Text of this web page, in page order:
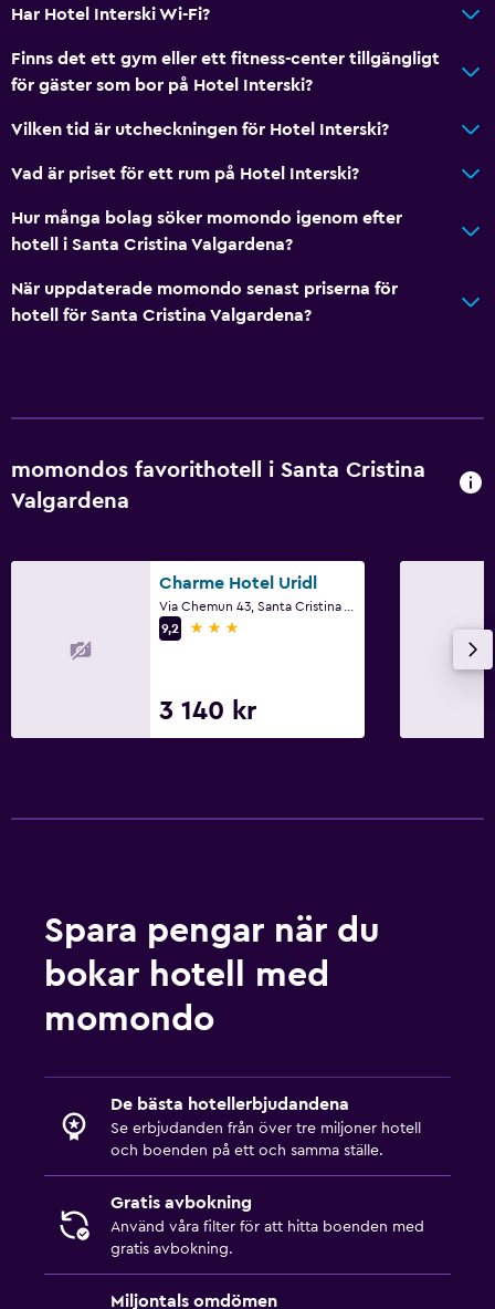
Har Hotel Interski Wi-Fi?
Finns det ett gym eller ett fitness-center tillgängligt
för gäster som bor på Hotel Interski?
Vilken tid är utcheckningen för Hotel Interski?
Vad är priset för ett rum på Hotel Interski?
Hur många bolag söker momondo igenom efter
hotell i Santa Cristina Valgardena?
När uppdaterade momondo senast priserna för
hotell för Santa Cristina Valgardena?
momondos favorithotell i Santa Cristina
Valgardena
Charme Hotel Uridl
9,2
3 stjärnor
3 140 kr
Spara pengar när du
bokar hotell med
momondo
De bästa hotellerbjudandena
Se erbjudanden från över tre miljoner hotell
och boenden på ett och samma ställe.
Gratis avbokning
Använd våra filter för att hitta boenden med
gratis avbokning.
Miljontals omdömen